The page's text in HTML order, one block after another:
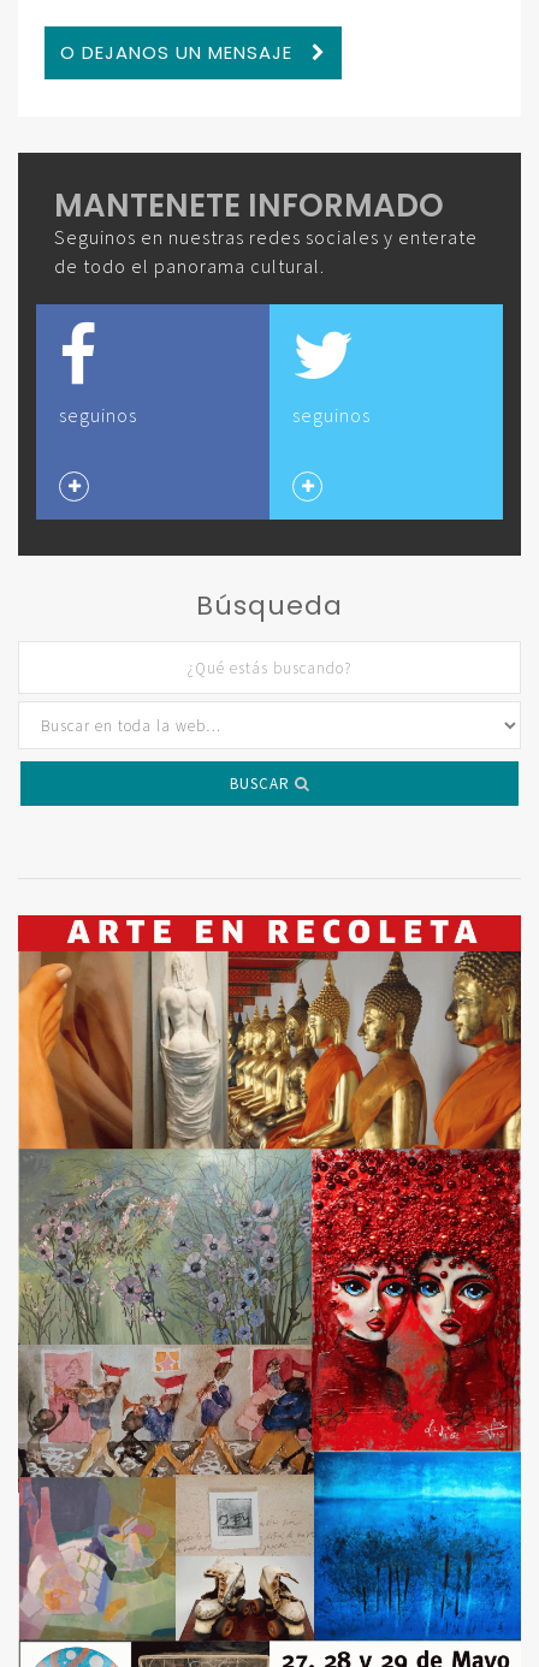
O DEJANOS UN MENSAJE
MANTENETE INFORMADO
Seguinos en nuestras redes sociales y enterate
de todo el panorama cultural.
seguinos seguinos
Búsqueda
BUSCAR